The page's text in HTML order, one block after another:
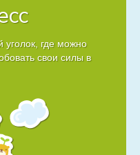
уголок, где можно
свои силы в